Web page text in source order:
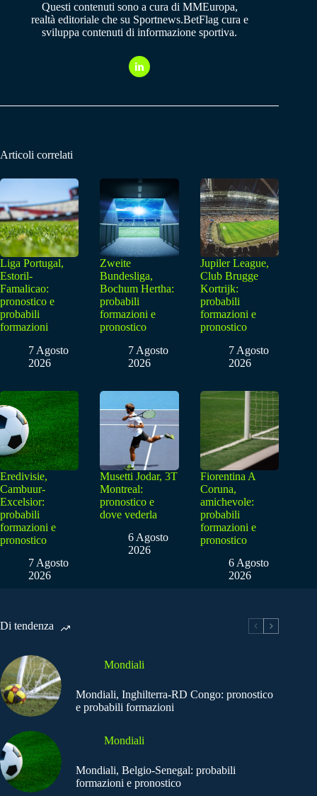
Questi contenuti sono a cura di MMEuropa,
realtà editoriale che su Sportnews.BetFlag cura e
sviluppa contenuti di informazione sportiva.
Articoli correlati
Liga Portugal,
Estoril-
Famalicao:
pronostico e
probabili
formazioni
7 Agosto
2026
Zweite
Bundesliga,
Bochum Hertha:
probabili
formazioni e
pronostico
7 Agosto
2026
Jupiler League,
Club Brugge
Kortrijk:
probabili
formazioni e
pronostico
7 Agosto
2026
Eredivisie,
Cambuur-
Excelsior:
probabili
formazioni e
pronostico
7 Agosto
2026
Musetti Jodar, 3T
Montreal:
pronostico e
dove vederla
6 Agosto
2026
Fiorentina A
Coruna,
amichevole:
probabili
formazioni e
pronostico
6 Agosto
2026
Di tendenza
Mondiali
Mondiali, Inghilterra-RD Congo: pronostico
e probabili formazioni
Mondiali
Mondiali, Belgio-Senegal: probabili
formazioni e pronostico